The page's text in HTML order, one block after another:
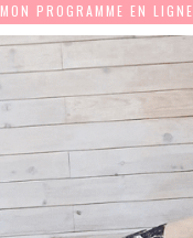
MON PROGRAMME EN LIGNE